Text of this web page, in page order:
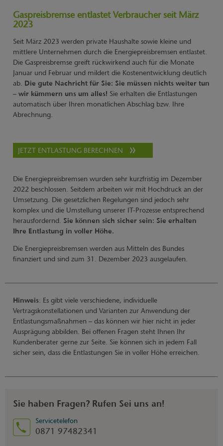
Gaspreisbremse entlastet Verbraucher seit März
2023
Seit März 2023 werden private Haushalte sowie kleine und
mittlere Unternehmen durch die Energiepreisbremsen entlastet.
Die Gaspreisbremse greift rückwirkend auch für die Monate
Januar und Februar und mildert die Kostenentwicklung deutlich
ab. Die gute Nachricht für Sie: Sie müssen nichts weiter tun
– wir kümmern uns um alles! Sie erhalten die Entlastungen
automatisch über Ihren monatlichen Abschlag bzw. Ihre
Abrechnung.
JETZT ENTLASTUNG BERECHNEN
Die Energiepreisbremsen wurden sehr kurzfristig im Dezember
2022 beschlossen. Seitdem arbeiten wir mit Hochdruck an der
Umsetzung. Die gesetzlichen Regelungen sind jedoch sehr
komplex und die Umstellung unserer IT-Prozesse entsprechend
herausfordernd. Sie können sich sicher sein: Sie erhalten
Ihre Entlastung in voller Höhe.
Die Energiepreisbremsen werden aus Mitteln des Bundes
finanziert und sind zum 31. Dezember 2023 ausgelaufen.
Hinweis: Es gibt viele verschiedene, individuelle
Vertragskonstellationen und Varianten zur Anwendung der
Entlastungsmaßnahmen – das können wir hier nicht in jeder
Ausprägung abbilden. Bei offenen Fragen steht Ihnen Ihr
Kundenberater gerne zur Seite. Sie können sich in jedem Fall
sicher sein, dass die Entlastungen Sie in voller Höhe erreichen.
Sie haben Fragen? Rufen Sei uns an!
Servicetelefon
0871 97482341